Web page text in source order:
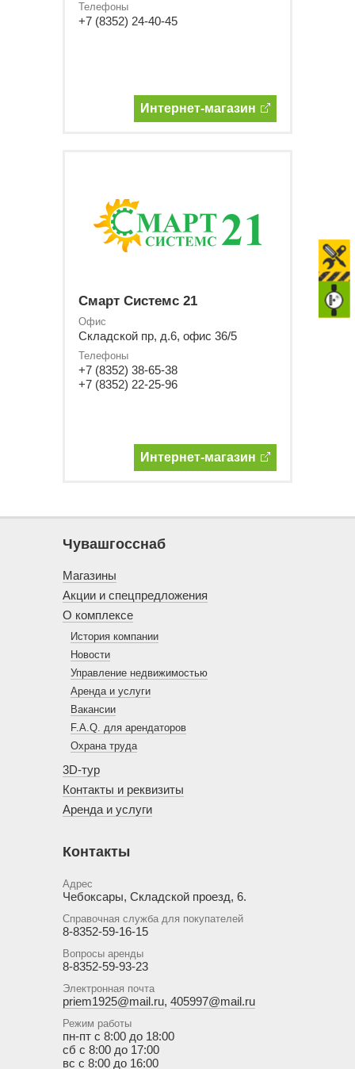
Телефоны
+7 (8352) 24-40-45
Интернет-магазин
Смарт Системс 21
Офис
Складской пр, д.6, офис 36/5
Телефоны
+7 (8352) 38-65-38
+7 (8352) 22-25-96
Интернет-магазин
Чувашгосснаб
Магазины
Акции и спецпредложения
О комплексе
История компании
Новости
Управление недвижимостью
Аренда и услуги
Вакансии
F.A.Q. для арендаторов
Охрана труда
3D-тур
Контакты и реквизиты
Аренда и услуги
Контакты
Адрес
Чебоксары, Складской проезд, 6.
Справочная служба для покупателей
8-8352-59-16-15
Вопросы аренды
8-8352-59-93-23
Электронная почта
priem1925@mail.ru, 405997@mail.ru
Режим работы
пн-пт с 8:00 до 18:00
сб с 8:00 до 17:00
вс с 8:00 до 16:00